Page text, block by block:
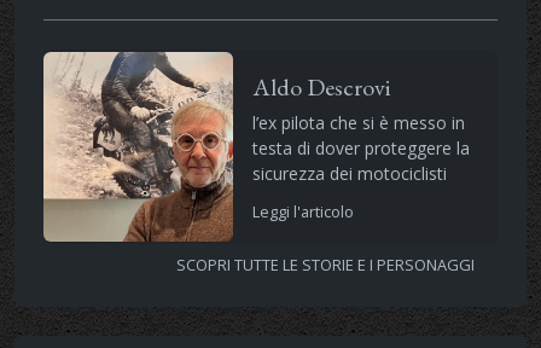
Aldo Descrovi
l’ex pilota che si è messo in
testa di dover proteggere la
sicurezza dei motociclisti
Leggi l'articolo
SCOPRI TUTTE LE STORIE E I PERSONAGGI